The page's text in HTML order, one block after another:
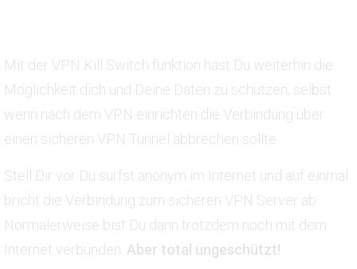
Mit der VPN Kill Switch funktion hast Du weiterhin die
Möglichkeit dich und Deine Daten zu schützen, selbst
wenn nach dem VPN einrichten die Verbindung über
einen sicheren VPN Tunnel abbrechen sollte.
Stell Dir vor Du surfst anonym im Internet und auf einmal
bricht die Verbindung zum sicheren VPN Server ab.
Normalerweise bist Du dann trotzdem noch mit dem
Internet verbunden. Aber total ungeschützt!